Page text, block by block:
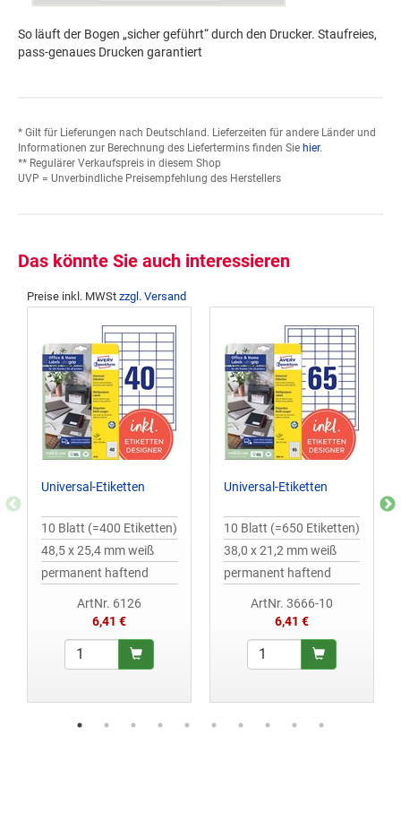
So läuft der Bogen „sicher geführt“ durch den Drucker. Staufreies,
pass-genaues Drucken garantiert
* Gilt für Lieferungen nach Deutschland. Lieferzeiten für andere Länder und
Informationen zur Berechnung des Liefertermins finden Sie hier.
** Regulärer Verkaufspreis in diesem Shop
UVP = Unverbindliche Preisempfehlung des Herstellers
Das könnte Sie auch interessieren
Preise inkl. MWSt zzgl. Versand
Universal-Etiketten
10 Blatt (=400 Etiketten)
48,5 x 25,4 mm weiß
permanent haftend
ArtNr. 6126
6,41 €
Universal-Etiketten
10 Blatt (=650 Etiketten)
38,0 x 21,2 mm weiß
permanent haftend
ArtNr. 3666-10
6,41 €